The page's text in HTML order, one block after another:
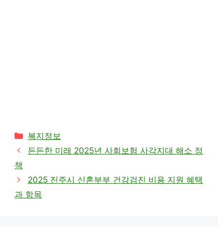
카
테
복지정보
든든한 미래 2025년 사회보험 사각지대 해소 정
책
2025 진주시 신혼부부 건강검진 비용 지원 혜택
과 항목